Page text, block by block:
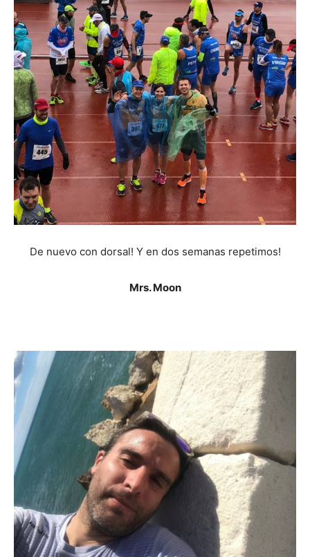
De nuevo con dorsal! Y en dos semanas repetimos!
Mrs. Moon